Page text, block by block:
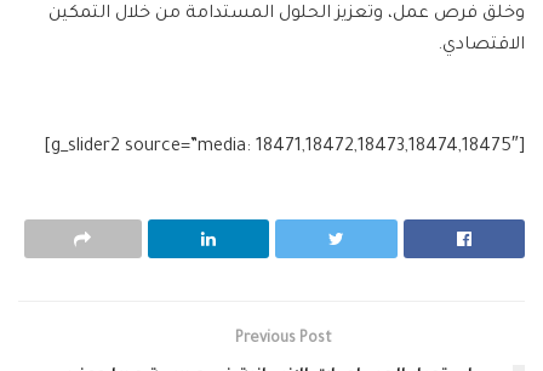
وخلق فرص عمل، وتعزيز الحلول المستدامة من خلال التمكين
الاقتصادي.
[g_slider2 source=”media: 18471,18472,18473,18474,18475″]
Previous Post